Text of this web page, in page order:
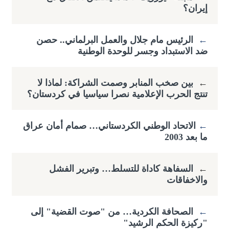
إيران؟
←
الرئيس مام جلال والعمل البرلماني.. حصن
ضد الاستبداد وجسر للوحدة الوطنية
←
بين صخب المنابر وصمت الشراكة: لماذا لا
تنتج الحرب الإعلامية نصرا سياسيا في كردستان؟
←
​الاتحاد الوطني الكردستاني… صمام أمان عراق
ما بعد 2003
←
السفاهة كاداة للتسلط… وتبرير الفشل
والاخفاقات
←
الصحافة الكردية… من "صوت القضية" إلى
"ركيزة الحكم الرشيد"